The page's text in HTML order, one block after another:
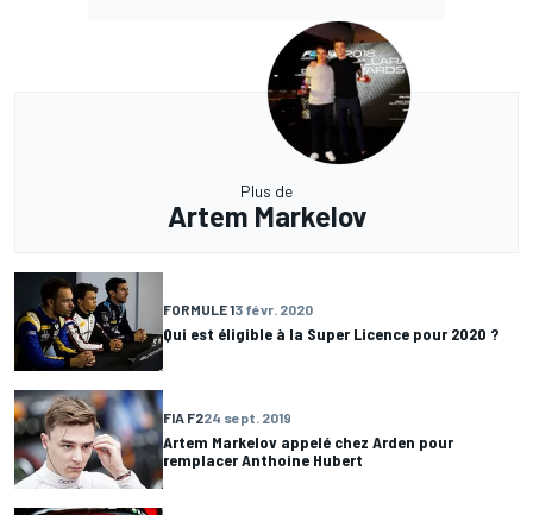
Plus de
Artem Markelov
FORMULE 13 févr. 2020
Qui est éligible à la Super Licence pour 2020 ?
FIA F224 sept. 2019
Artem Markelov appelé chez Arden pour
remplacer Anthoine Hubert